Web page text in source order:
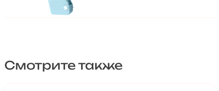
Смотрите также